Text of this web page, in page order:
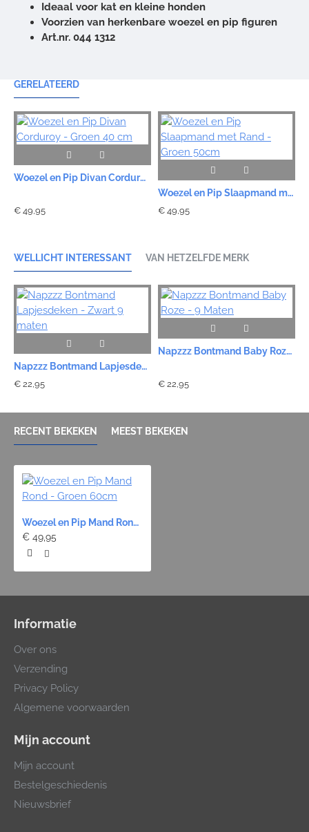
Ideaal voor kat en kleine honden
Voorzien van herkenbare woezel en pip figuren
Art.nr. 044 1312
GERELATEERD
Woezel en Pip Divan Corduroy - Groen 40 cm
€ 49,95
Woezel en Pip Slaapmand met Rand - Groen 50cm
€ 49,95
WELLICHT INTERESSANT VAN HETZELFDE MERK
Napzzz Bontmand Lapjesdeken - Zwart 9 maten
€ 22,95
Napzzz Bontmand Baby Roze - 9 Maten
€ 22,95
RECENT BEKEKEN MEEST BEKEKEN
Woezel en Pip Mand Rond - Groen 60cm
€ 49,95
Informatie
Over ons
Verzending
Privacy Policy
Algemene voorwaarden
Mijn account
Mijn account
Bestelgeschiedenis
Nieuwsbrief